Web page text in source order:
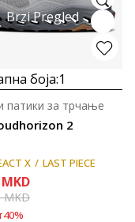
Brzi Pregled
боја:1
2
патики за трчање
X LAST PIECE
MKD
MKD
40%